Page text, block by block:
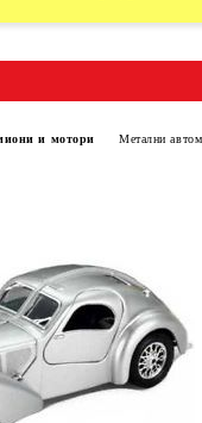
и мотори Метални